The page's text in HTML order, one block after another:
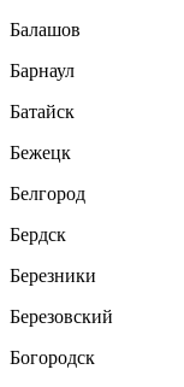
Балашов
Барнаул
Батайск
Бежецк
Белгород
Бердск
Березники
Березовский
Богородск